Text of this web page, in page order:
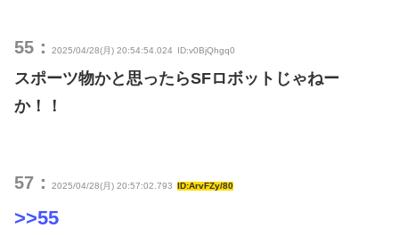
55： 2025/04/28(月) 20:54:54.024 ID:v0BjQhgq0
スポーツ物かと思ったらSFロボットじゃねー
か！！
57： 2025/04/28(月) 20:57:02.793 ID:ArvFZy/80
>>55